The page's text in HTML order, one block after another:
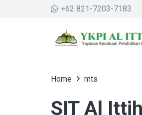
+62 821-7203-7183
Home mts
SIT Al